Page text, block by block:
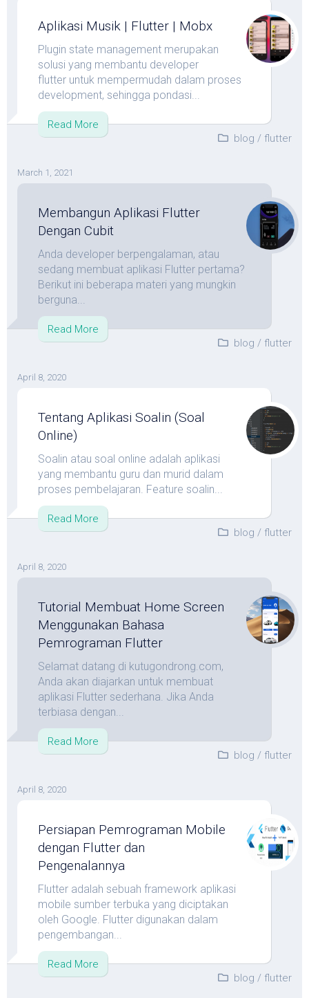
Aplikasi Musik | Flutter | Mobx
Plugin state management merupakan
solusi yang membantu developer
flutter untuk mempermudah dalam proses
development, sehingga pondasi...
Read More
blog / flutter
March 1, 2021
Membangun Aplikasi Flutter
Dengan Cubit
Anda developer berpengalaman, atau
sedang membuat aplikasi Flutter pertama?
Berikut ini beberapa materi yang mungkin
berguna...
Read More
blog / flutter
April 8, 2020
Tentang Aplikasi Soalin (Soal
Online)
Soalin atau soal online adalah aplikasi
yang membantu guru dan murid dalam
proses pembelajaran. Feature soalin...
Read More
blog / flutter
April 8, 2020
Tutorial Membuat Home Screen
Menggunakan Bahasa
Pemrograman Flutter
Selamat datang di kutugondrong.com,
Anda akan diajarkan untuk membuat
aplikasi Flutter sederhana. Jika Anda
terbiasa dengan...
Read More
blog / flutter
April 8, 2020
Persiapan Pemrograman Mobile
dengan Flutter dan
Pengenalannya
Flutter adalah sebuah framework aplikasi
mobile sumber terbuka yang diciptakan
oleh Google. Flutter digunakan dalam
pengembangan...
Read More
blog / flutter